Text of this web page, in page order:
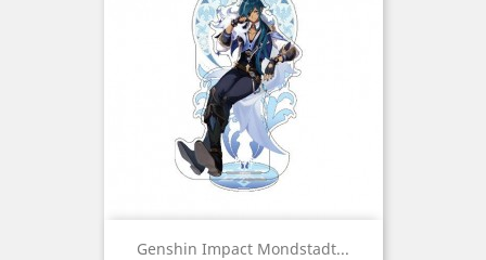
Genshin Impact Mondstadt...